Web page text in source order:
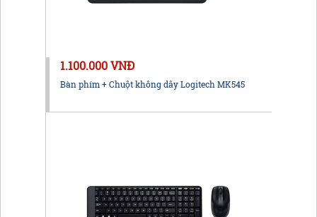
1.100.000 VNĐ
Bàn phím + Chuột không dây Logitech MK545